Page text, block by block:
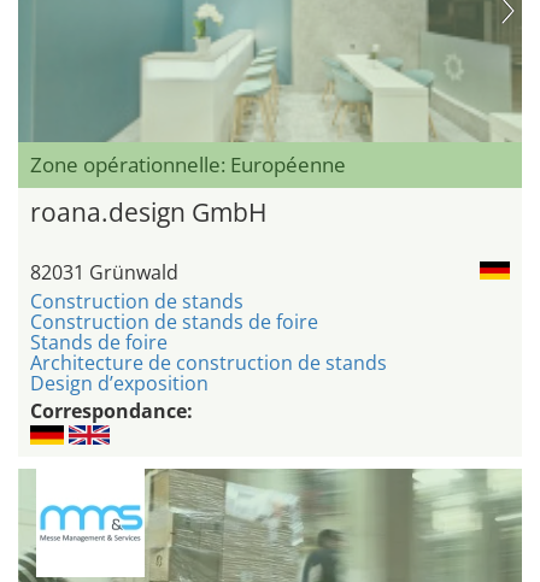
Zone opérationnelle: Européenne
roana.design GmbH
82031 Grünwald
Construction de stands
Construction de stands de foire
Stands de foire
Architecture de construction de stands
Design d’exposition
Correspondance: